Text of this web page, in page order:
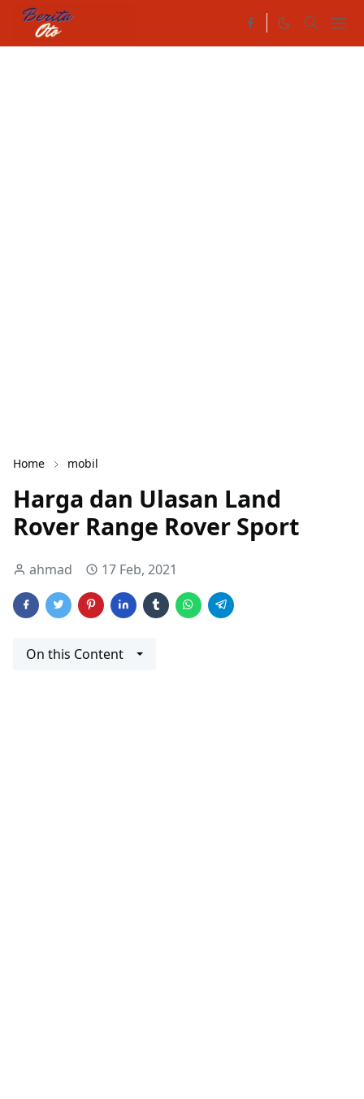
Home mobil
Harga dan Ulasan Land
Rover Range Rover Sport
ahmad 17 Feb, 2021
On this Content